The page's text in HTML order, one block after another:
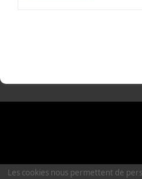
Les cookies nous permettent de